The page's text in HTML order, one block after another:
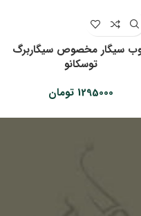
سیگار مخصوص سیگاربرگ
توسکانو
1295000 تومان